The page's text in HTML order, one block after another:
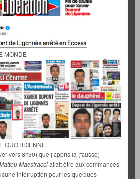
MONDE
QUOTIDIENNE.
vers 8h30) que j’appris la (fausse)
Maestracciallait être aux commandes
interruption pour les quelques